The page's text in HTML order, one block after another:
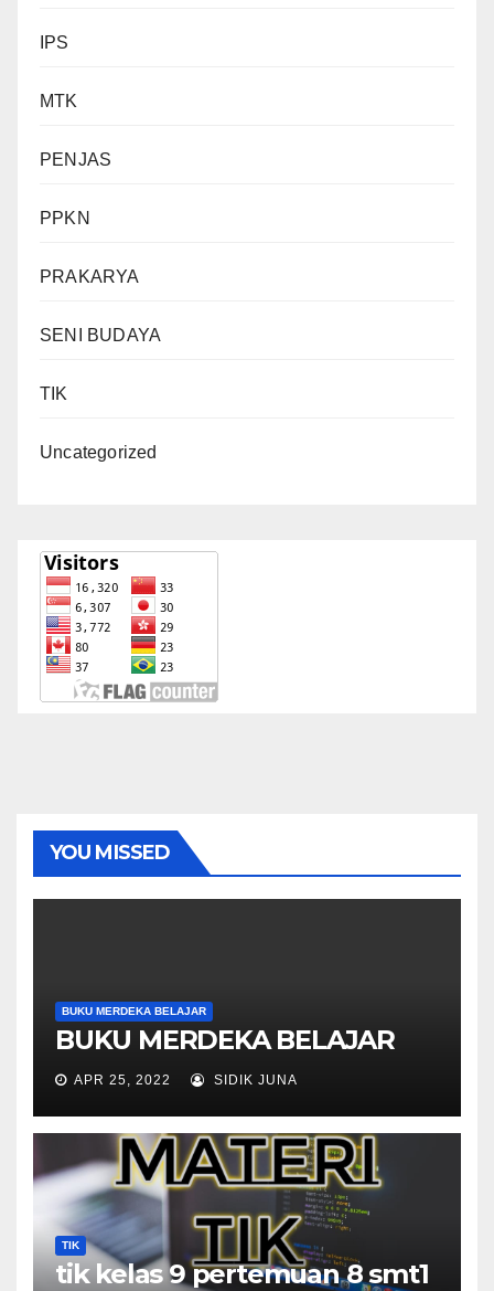
IPS
MTK
PENJAS
PPKN
PRAKARYA
SENI BUDAYA
TIK
Uncategorized
YOU MISSED
BUKU MERDEKA BELAJAR
BUKU MERDEKA BELAJAR
APR 25, 2022 SIDIK JUNA
TIK
tik kelas 9 pertemuan 8 smt1